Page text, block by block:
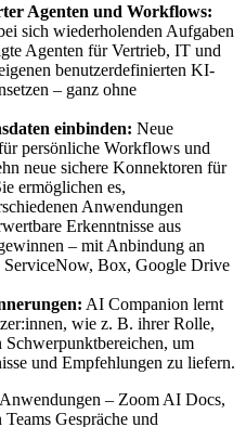
Agenten und Workflows:
sich wiederholenden Aufgaben
Agenten für Vertrieb, IT und
benutzerdefinierten KI-
– ganz ohne
einbinden: Neue
persönliche Workflows und
neue sichere Konnektoren für
ermöglichen es,
Anwendungen
Erkenntnisse aus
– mit Anbindung an
ServiceNow, Box, Google Drive
AI Companion lernt
wie z. B. ihrer Rolle,
Schwerpunktbereichen, um
und Empfehlungen zu liefern.
– Zoom AI Docs,
Gespräche und